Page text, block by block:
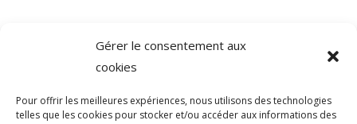
Gérer le consentement aux
cookies
Pour offrir les meilleures expériences, nous utilisons des technologies
telles que les cookies pour stocker et/ou accéder aux informations des
Direction de l'information légale et administrative
comarquage developpé par